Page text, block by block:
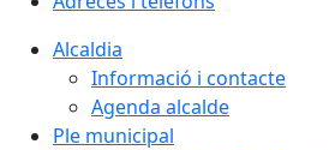
Alcaldia
Informació i contacte
Agenda alcalde
Ple municipal